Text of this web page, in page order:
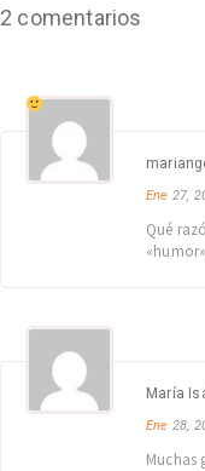
2 comentarios
Ene 27,
Qué
María
Ene 28,
Muchas